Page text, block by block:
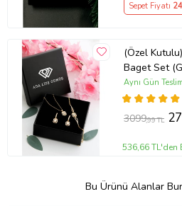
Sepet Fiyatı
(Özel
Baget
Aynı Gün
3099,99 TL
536,66 TL'den
Bu Ürünü Alanlar